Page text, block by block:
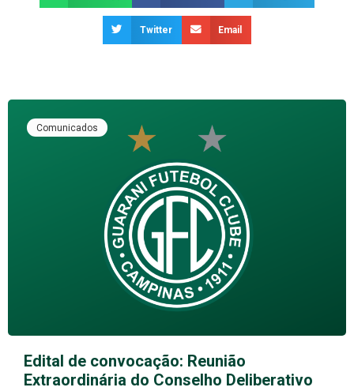
Twitter Email
Comunicados
Edital de convocação: Reunião
Extraordinária do Conselho Deliberativo